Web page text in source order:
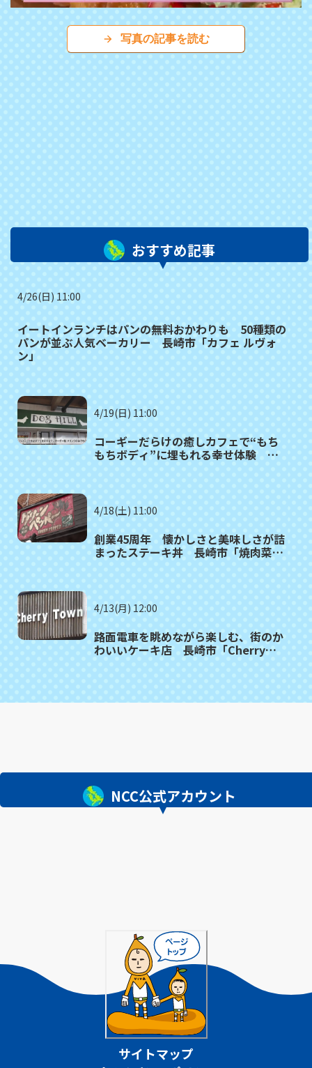
写真の記事を読む
おすすめ記事
4/26(日) 11:00
イートインランチはパンの無料おかわりも 50種類の
パンが並ぶ人気ベーカリー 長崎市「カフェ ルヴォ
ン」
4/19(日) 11:00
コーギーだらけの癒しカフェで“もち
もちボディ”に埋もれる幸せ体験 東
4/18(土) 11:00
創業45周年 懐かしさと美味しさが詰
まったステーキ丼 長崎市「焼肉菜館
4/13(月) 12:00
路面電車を眺めながら楽しむ、街のか
わいいケーキ店 長崎市「Cherry
NCC公式アカウント
サイトマップ